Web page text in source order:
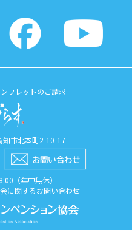
フレットのご請求
市北本町2-10-17
（年中無休）
に関するお問い合わせ